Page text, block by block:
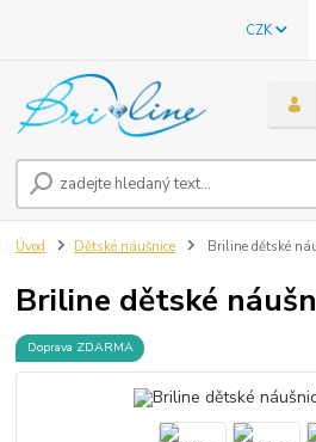
CZK
Úvod Dětské náušnice Briline dětské
Briline dětské
Doprava ZDARMA